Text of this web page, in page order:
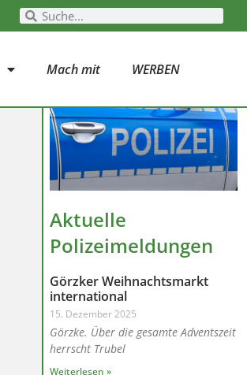
Mach mit WERBEN
Aktuelle
Polizeimeldungen
Görzker Weihnachtsmarkt
international
15. Dezember 2025
Görzke. Über die gesamte Adventszeit
herrscht Trubel
Weiterlesen »